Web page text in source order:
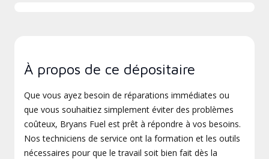
À propos de ce dépositaire
Que vous ayez besoin de réparations immédiates ou
que vous souhaitiez simplement éviter des problèmes
coûteux, Bryans Fuel est prêt à répondre à vos besoins.
Nos techniciens de service ont la formation et les outils
nécessaires pour que le travail soit bien fait dès la